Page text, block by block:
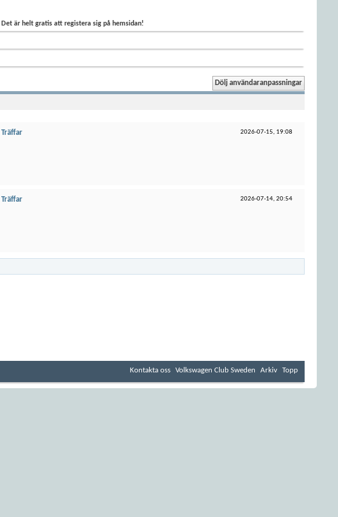
Det är helt gratis att registera sig på hemsidan!
2026-07-15, 19:08
Träffar
2026-07-14, 20:54
Träffar
Kontakta oss Volkswagen Club Sweden Arkiv Topp